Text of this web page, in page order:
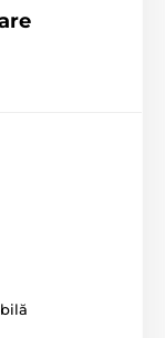
prin vibrațiile
timpul
care poartă